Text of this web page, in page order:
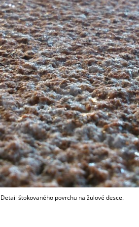
Detail štokovaného povrchu na žulové desce.